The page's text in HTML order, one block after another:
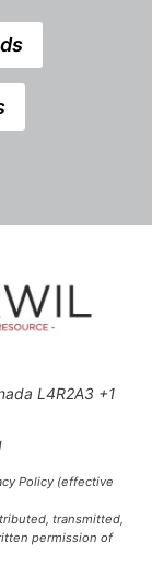
L4R2A3 +1
Policy (effective
transmitted,
permission of